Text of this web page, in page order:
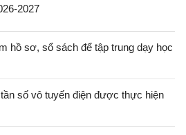
2027
hồ sơ, sổ sách để tập trung dạy học
số vô tuyến điện được thực hiện